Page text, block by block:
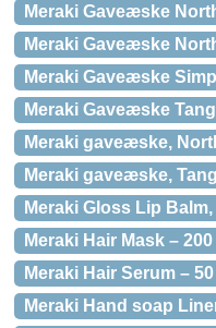
Meraki Gaveæske
Meraki Gaveæske
Meraki Gaveæske
Meraki Gaveæske
Meraki gaveæske,
Meraki gaveæske,
Meraki Gloss Lip
Meraki Hair Mask –
Meraki Hair Serum –
Meraki Hand soap